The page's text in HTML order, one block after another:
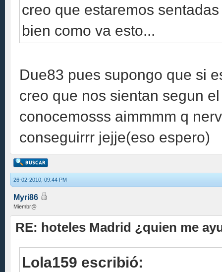
creo que estaremos
bien como va esto...
Due83 pues supongo que si
creo que nos sientan segun
conocemosss aimmmm q
conseguirrr jejje(eso espero)
26-02-2010, 09:44 PM
Myri86
Miembr@
RE: hoteles Madrid ¿quien me
Lola159 escribió: